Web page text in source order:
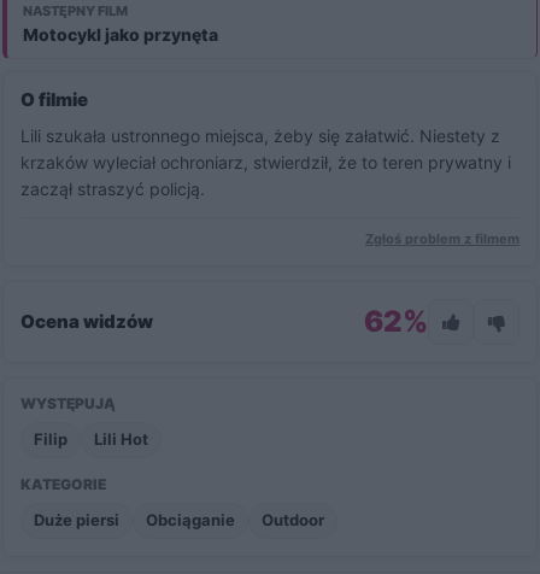
Aktywuj i oglądaj
NASTĘPNY FILM
Motocykl jako przynęta
O filmie
Lili szukała ustronnego miejsca, żeby się załatwić. Niestety z
krzaków wyleciał ochroniarz, stwierdził, że to teren prywatny i
zaczął straszyć policją.
Zgłoś problem z filmem
Ocena widzów 62%
WYSTĘPUJĄ
Filip Lili Hot
KATEGORIE
Duże piersi Obciąganie Outdoor